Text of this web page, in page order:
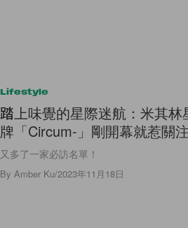
Lifestyle
踏上味覺的星際迷航：米其
牌「Circum-」剛開幕就惹關注
又多了一家必訪名單！
By Amber Ku/2023年11月18日